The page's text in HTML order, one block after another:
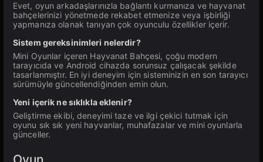
Evet, oyun arkadaşlarınızla bağlantı kurmanıza ve hayvanat
bahçelerinizi yönetmede rekabet etmenize veya işbirliği
yapmanıza olanak tanıyan çok oyunculu özellikler içerir.
Sistem gereksinimleri nelerdir?
Mini Oyunlar içeren Hayvanat Bahçesi, çoğu modern
tarayıcıda ve Android cihazda sorunsuz çalışacak şekilde
tasarlanmıştır. En iyi deneyim için sisteminizin en son tarayıcı
sürümüyle güncellendiğinden emin olun.
Yeni içerik ne sıklıkla eklenir?
Geliştirme ekibi, deneyimi taze ve ilgi çekici tutmak için
oyunu sık sık yeni hayvanlar, muhafazalar ve mini oyunlarla
günceller.